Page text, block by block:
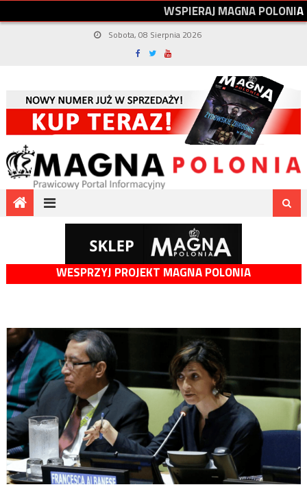
WSPIERAJMAGNAPOLONIA
Sobota, 08 Sierpnia 2026
WESPRZYJ PROJEKT MAGNA POLONIA